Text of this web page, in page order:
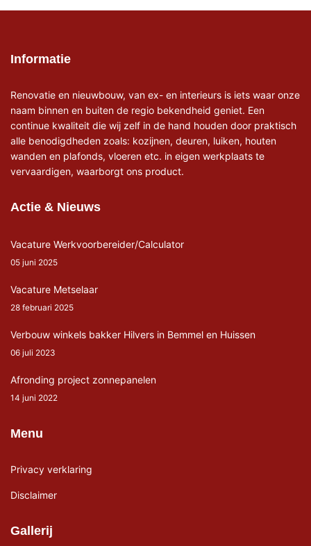
Informatie
Renovatie en nieuwbouw, van ex- en interieurs is iets waar onze
naam binnen en buiten de regio bekendheid geniet. Een
continue kwaliteit die wij zelf in de hand houden door praktisch
alle benodigdheden zoals: kozijnen, deuren, luiken, houten
wanden en plafonds, vloeren etc. in eigen werkplaats te
vervaardigen, waarborgt ons product.
Actie & Nieuws
Vacature Werkvoorbereider/Calculator
05 juni 2025
Vacature Metselaar
28 februari 2025
Verbouw winkels bakker Hilvers in Bemmel en Huissen
06 juli 2023
Afronding project zonnepanelen
14 juni 2022
Menu
Privacy verklaring
Disclaimer
Gallerij